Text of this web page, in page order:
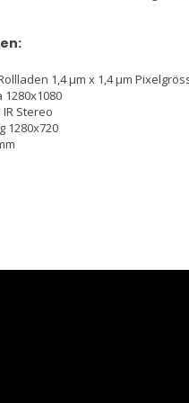
1,4 μm x 1,4 μm
1280x1080
Stereo
1280x720